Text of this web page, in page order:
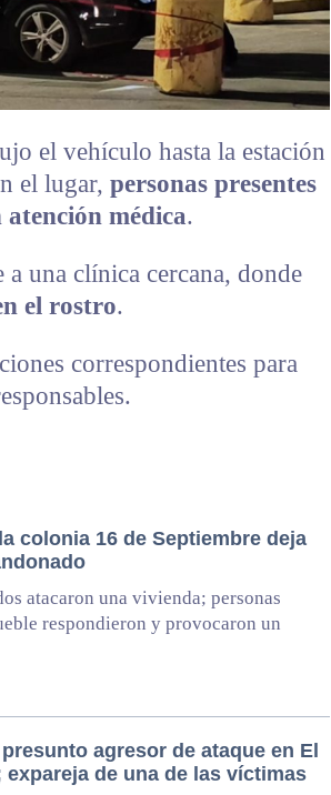
el vehículo hasta la estación
el lugar, personas presentes
médica.
una clínica cercana, donde
el rostro.
correspondientes para
colonia 16 de Septiembre deja
atacaron una vivienda; personas
respondieron y provocaron un
agresor de ataque en El
expareja de una de las víctimas